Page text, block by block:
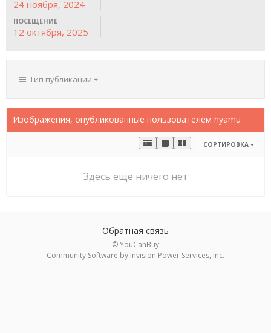
24 ноября, 2024
ПОСЕЩЕНИЕ
12 октября, 2025
Тип публикации
Изображения, опубликованные пользователем nyamu
СОРТИРОВКА
Здесь ещё ничего нет
Обратная связь
© YouCanBuy
Community Software by Invision Power Services, Inc.